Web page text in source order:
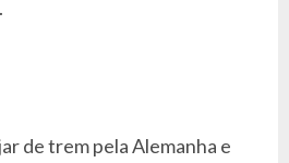
de trem pela Alemanha e